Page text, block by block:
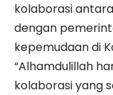
kolaborasi
dengan
kepemudaan di
“Alhamdulillah
kolaborasi yang